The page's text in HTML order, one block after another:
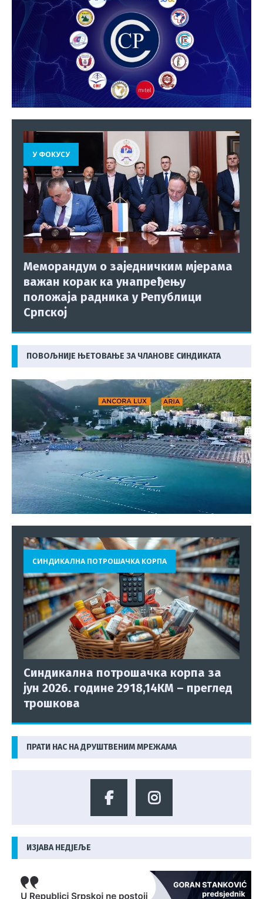
У ФОКУСУ
Меморандум о заједничким мјерама
важан корак ка унапређењу
положаја радника у Републици
Српској
ПОВОЉНИЈЕ ЊЕТОВАЊЕ ЗА ЧЛАНОВЕ СИНДИКАТА
СИНДИКАЛНА ПОТРОШАЧКА КОРПА
Синдикална потрошачка корпа за
јун 2026. године 2918,14КМ – преглед
трошкова
ПРАТИ НАС НА ДРУШТВЕНИМ МРЕЖАМА
ИЗЈАВА НЕДЈЕЉЕ